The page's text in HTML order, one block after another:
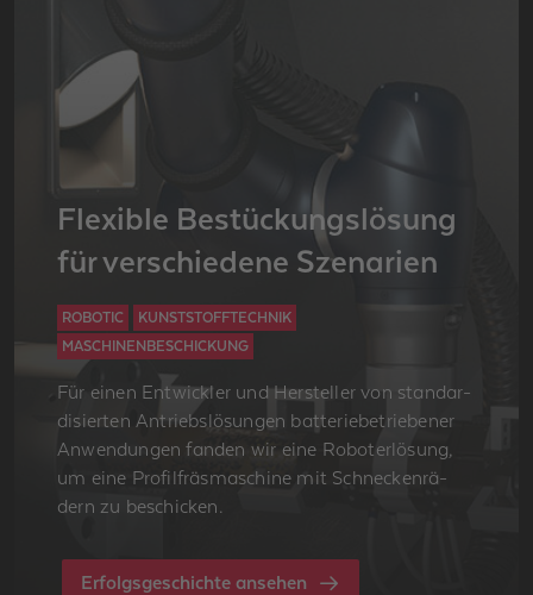
Fle­xi­ble Be­stü­ckungs­lö­sung
für ver­schie­de­ne Sze­na­ri­en
ROBOTIC
KUNSTSTOFFTECHNIK
MASCHINENBESCHICKUNG
Für einen Ent­wick­ler und Her­stel­ler von stan­dar­
di­sier­ten An­triebs­lö­sun­gen bat­te­rie­be­trie­be­ner
An­wen­dun­gen fan­den wir eine Ro­bot­erlö­sung,
um eine Pro­fil­fräs­ma­schi­ne mit Schne­cken­rä­
dern zu be­schi­cken.
Erfolgsgeschichte ansehen